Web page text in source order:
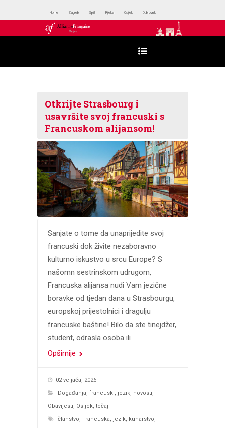
Home Zagreb Split Rijeka Osijek Dubrovnik
Otkrijte Strasbourg i
usavršite svoj francuski s
Francuskom alijansom!
Sanjate o tome da unaprijedite svoj
francuski dok živite nezaboravno
kulturno iskustvo u srcu Europe? S
našomn sestrinskom udrugom,
Francuska alijansa nudi Vam jezične
boravke od tjedan dana u Strasbourgu,
europskoj prijestolnici i dragulju
francuske baštine! Bilo da ste tinejdžer,
student, odrasla osoba ili
Opširnije
02 veljača, 2026
Događanja francuski jezik, novosti
Obavijesti
Osijek, tečaj
članstvo
Francuska jezik, kuharstvo